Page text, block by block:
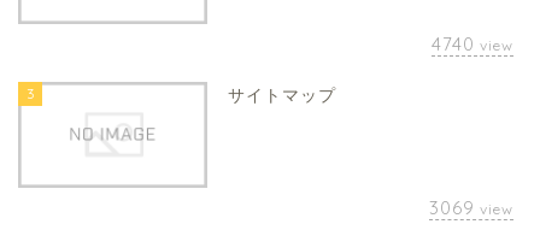
4740 view
3 サイトマップ
3069 view